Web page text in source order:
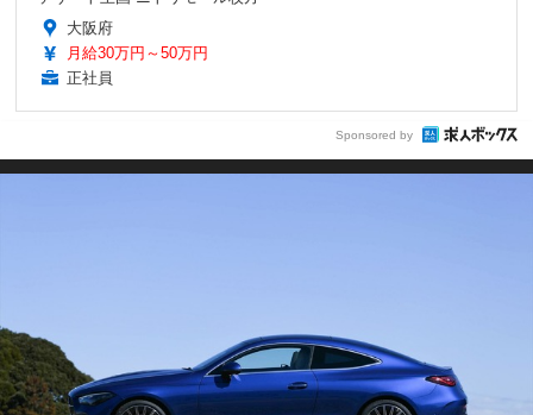
大阪府
月給30万円～50万円
正社員
Sponsored by